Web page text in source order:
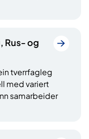
Rus- og
tverrfagleg
med variert
samarbeider